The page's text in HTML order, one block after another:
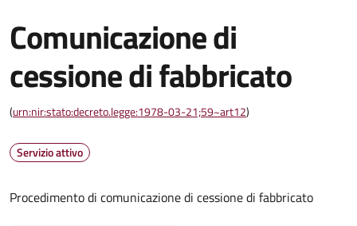
Comunicazione di
cessione di fabbricato
(urn:nir:stato:decreto.legge:1978-03-21;59~art12)
Servizio attivo
Procedimento di comunicazione di cessione di fabbricato